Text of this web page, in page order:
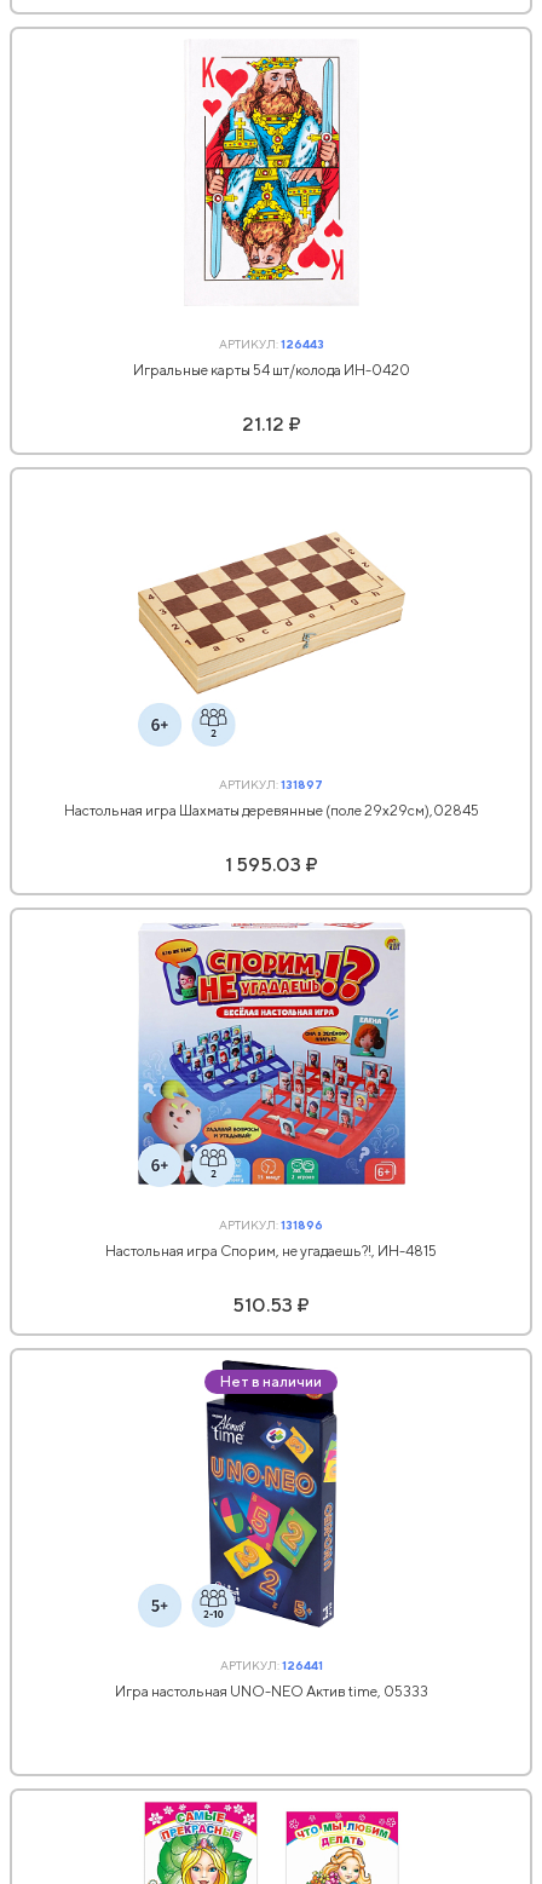
АРТИКУЛ:126443
Игральные карты 54 шт/колода ИН-0420
21.12 ₽
АРТИКУЛ:131897
Настольная игра Шахматы деревянные (поле 29х29см),02845
1 595.03 ₽
АРТИКУЛ:131896
Настольная игра Спорим, не угадаешь?!, ИН-4815
510.53 ₽
Нет в наличии
АРТИКУЛ:126441
Игра настольная UNO-NEO Актив time, 05333